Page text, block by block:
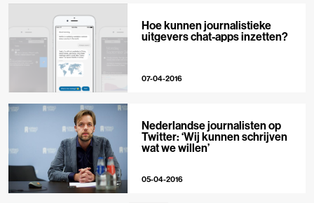
Hoe kunnen journalistieke
uitgevers chat-apps inzetten?
07-04-2016
Nederlandse journalisten op
Twitter: ‘Wij kunnen schrijven
wat we willen’
05-04-2016